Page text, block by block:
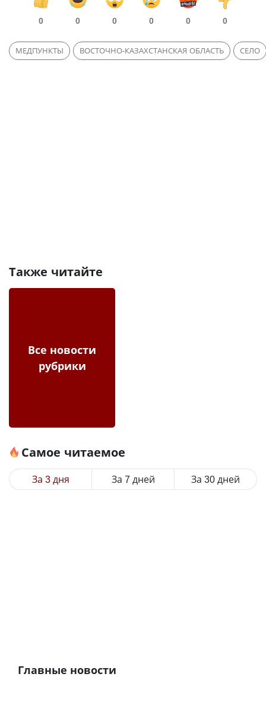
0 0 0 0 0 0
МЕДПУНКТЫ ВОСТОЧНО-КАЗАХСТАНСКАЯ ОБЛАСТЬ СЕЛО
Также читайте
Все новости
рубрики
Самое читаемое
За 3 дня За 7 дней За 30 дней
Главные новости